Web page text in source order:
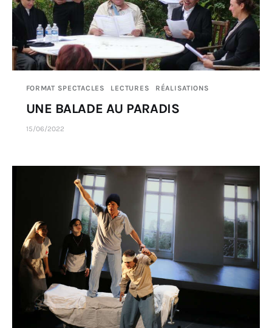
FORMAT SPECTACLES LECTURES RÉALISATIONS
UNE BALADE AU PARADIS
15/06/2022